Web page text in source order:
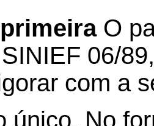
O
06/
com a
único. No